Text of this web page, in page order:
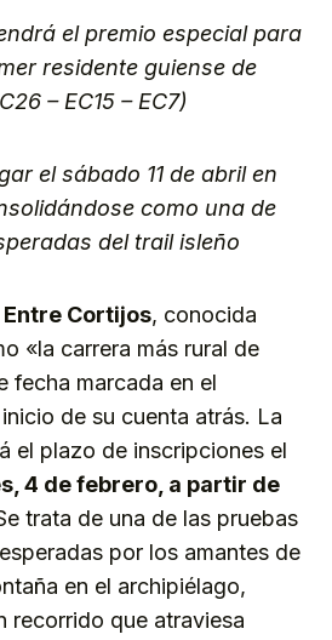
el premio especial para
residente guiense de
– EC15 – EC7)
el sábado 11 de abril en
como una de
del trail isleño
Cortijos, conocida
«la carrera más rural de
fecha marcada en el
de su cuenta atrás. La
el plazo de inscripciones el
4 de febrero, a partir de
trata de una de las pruebas
por los amantes de
en el archipiélago,
recorrido que atraviesa